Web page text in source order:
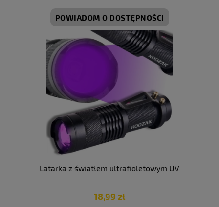
POWIADOM O DOSTĘPNOŚCI
Latarka z światłem ultrafioletowym UV
18,99 zł